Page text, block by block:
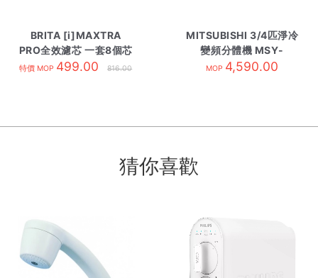
BRITA [i]MAXTRA
PRO全效濾芯 一套8個芯
特價 MOP 499.00 816.00
MITSUBISHI 3/4匹淨冷
變頻分體機 MSY-
GS07VF 內-R32
MOP 4,590.00
猜你喜歡